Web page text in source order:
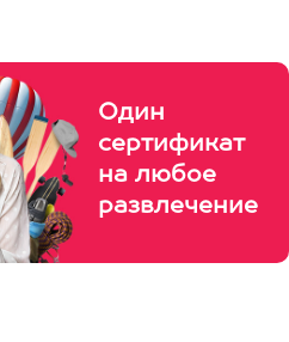
Один
сертификат
на любое
развлечение